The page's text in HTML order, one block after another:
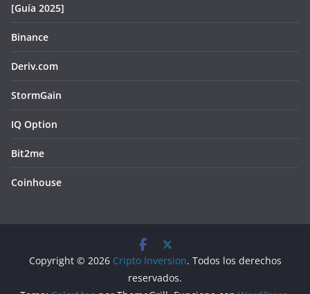
[Guía 2025]
Binance
Deriv.com
StormGain
IQ Option
Bit2me
Coinhouse
Copyright © 2026 Cripto Inversion. Todos los derechos
reservados.